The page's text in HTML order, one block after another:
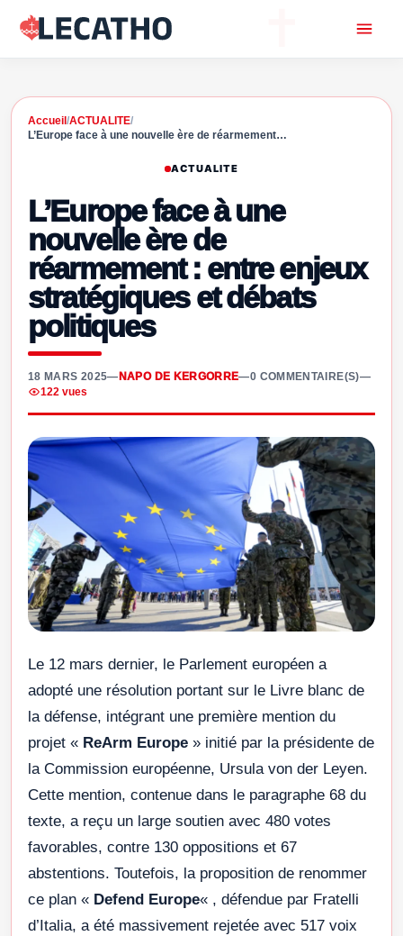
Accueil /ACTUALITE/
L’Europe face à une nouvelle ère de réarmement…
ACTUALITE
L’Europe face à une
nouvelle ère de
réarmement : entre enjeux
stratégiques et débats
politiques
18 MARS 2025— NAPO DE KERGORRE—0 COMMENTAIRE(S)—
122 vues
Le 12 mars dernier, le Parlement européen a
adopté une résolution portant sur le Livre blanc de
la défense, intégrant une première mention du
projet « ReArm Europe » initié par la présidente de
la Commission européenne, Ursula von der Leyen.
Cette mention, contenue dans le paragraphe 68 du
texte, a reçu un large soutien avec 480 votes
favorables, contre 130 oppositions et 67
abstentions. Toutefois, la proposition de renommer
ce plan « Defend Europe« , défendue par Fratelli
d’Italia, a été massivement rejetée avec 517 voix